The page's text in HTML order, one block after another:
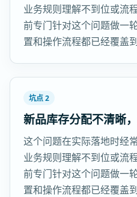
业务规则理解不到位或流
前专门针对这个问题做一
置和操作流程都已经覆盖到
坑点 2
新品库存分配不清晰
这个问题在实际落地时经
业务规则理解不到位或流
前专门针对这个问题做一
置和操作流程都已经覆盖到